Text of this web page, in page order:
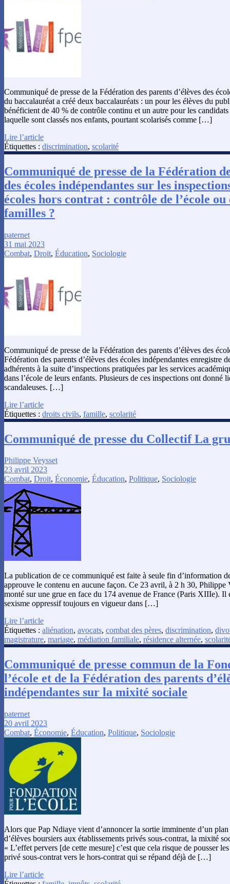
Communiqué de presse de la Fédération des parents d’élèves des
du baccalauréat a créé deux baccalauréats : un pour les élèves du
bénéficient de 40 % de contrôle continu et un autre pour les
laquelle sont classés nos enfants, pourtant scolarisés comme […]
Lire l’article
Étiquettes : discrimination, scolarité
Communiqué de presse de la Fédération
des écoles indépendantes sur les
écoles hors contrat : contrôle de l’école ou
familles ?
paternet
31 mai 2023
Combat, Droit, Éducation, Sociologie
Communiqué de presse de la Fédération des parents d’élèves des
Fédération des parents d’élèves des écoles indépendantes enregistre
adhérents à la suite d’inspections pratiquées par les services
dans l’école de leurs enfants. Plusieurs de ces inspections ont donné
scandaleuses. […]
Lire l’article
Étiquettes : droits civils, famille, scolarité
Communiqué de presse du Collectif La
Philippe Veysset
23 avril 2023
Combat, Droit, Économie, Éducation, Politique, Sociologie
La publication de ce communiqué est faite à seule fin d’information
approuve le contenu en aucune façon. Ce 23 avril, à 2 h 30, Philippe
monté sur une grue en face du 174 avenue de France (Paris XIIIe). Il
sexisme oppressif toujours en vigueur dans […]
Lire l’article
Étiquettes : aliénation, avocats, combat des pères, discrimination,
magistrature, mariage, médiation familiale, résidence alternée,
Communiqué de presse commun de la
l’école et de la Fédération des parents
indépendantes sur la mixité sociale
paternet
20 avril 2023
Combat, Économie, Éducation, Politique, Sociologie
Alors que Pap Ndiaye vient d’annoncer la sortie imminente d’un
d’élèves boursiers aux établissements privés sous-contrat, la mixité
« L’effet pervers [de cette mesure] c’est que cela risque de pousser
privé sous-contrat vers le hors-contrat qui se répand déjà de […]
Lire l’article